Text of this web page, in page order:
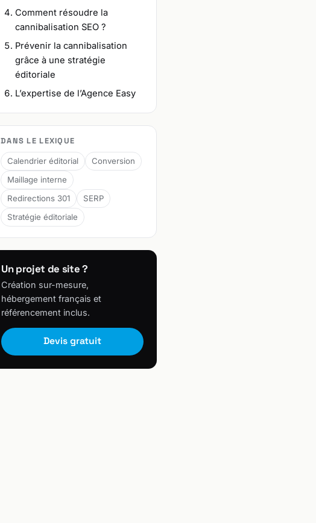
Comment résoudre la
cannibalisation SEO ?
Prévenir la cannibalisation
grâce à une stratégie
éditoriale
L’expertise de l’Agence Easy
DANS LE LEXIQUE
Calendrier éditorial
Conversion
Maillage interne
Redirections 301
SERP
Stratégie éditoriale
Un projet de site ?
Création sur-mesure,
hébergement français et
référencement inclus.
Devis gratuit